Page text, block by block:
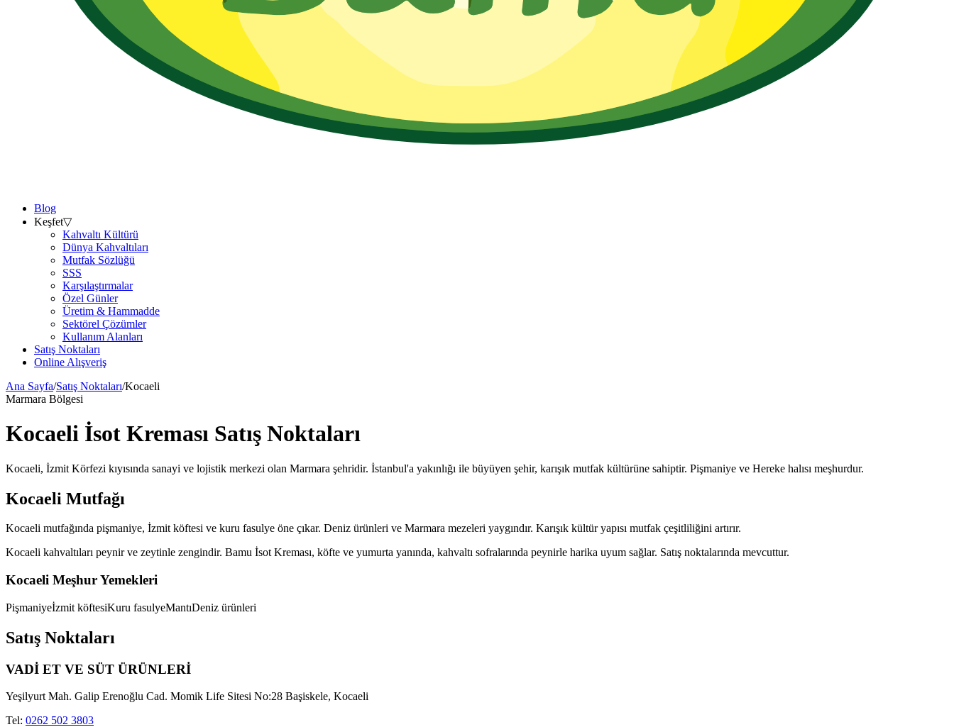
Blog
Keşfet▽
Kahvaltı Kültürü
Dünya Kahvaltıları
Mutfak Sözlüğü
SSS
Karşılaştırmalar
Özel Günler
Üretim & Hammadde
Sektörel Çözümler
Kullanım Alanları
Satış Noktaları
Online Alışveriş
Ana Sayfa/Satış Noktaları/Kocaeli
Marmara Bölgesi
Kocaeli İsot Kreması Satış Noktaları
Kocaeli, İzmit Körfezi kıyısında sanayi ve lojistik merkezi olan Marmara şehridir. İstanbul'a yakınlığı ile büyüyen şehir, karışık mutfak kültürüne sahiptir. Pişmaniye ve Hereke halısı meşhurdur.
Kocaeli Mutfağı
Kocaeli mutfağında pişmaniye, İzmit köftesi ve kuru fasulye öne çıkar. Deniz ürünleri ve Marmara mezeleri yaygındır. Karışık kültür yapısı mutfak çeşitliliğini artırır.
Kocaeli kahvaltıları peynir ve zeytinle zengindir. Bamu İsot Kreması, köfte ve yumurta yanında, kahvaltı sofralarında peynirle harika uyum sağlar. Satış noktalarında mevcuttur.
Kocaeli Meşhur Yemekleri
Pişmaniyeİzmit köftesiKuru fasulyeMantıDeniz ürünleri
Satış Noktaları
VADİ ET VE SÜT ÜRÜNLERİ
Yeşilyurt Mah. Galip Erenoğlu Cad. Momik Life Sitesi No:28 Başiskele, Kocaeli
Tel: 0262 502 3803